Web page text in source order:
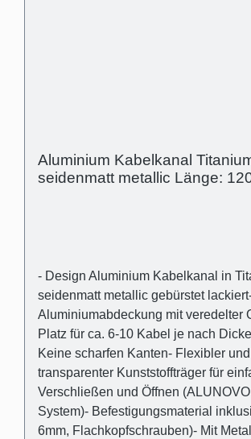
Aluminium Kabelkanal
seidenmatt metallic Länge:
- Design Aluminium Kabelkanal in
seidenmatt metallic gebürstet
Aluminiumabdeckung mit veredelter
Platz für ca. 6-10 Kabel je nach
Keine scharfen Kanten- Flexibler und
transparenter Kunststoffträger für
Verschließen und Öffnen
System)- Befestigungsmaterial
6mm, Flachkopfschrauben)- Mit